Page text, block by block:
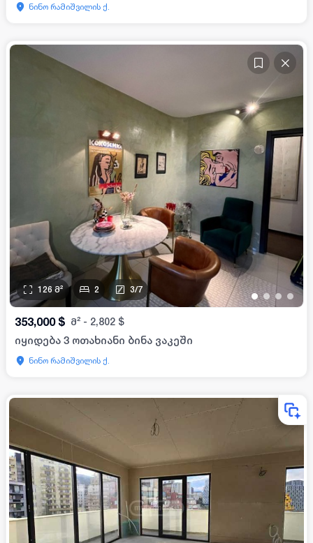
ნინო რამიშვილის ქ.
•• • •
126 მ² 2 3/7
353,000 $ მ² - 2,802 $
იყიდება 3 ოთახიანი ბინა ვაკეში
ნინო რამიშვილის ქ.